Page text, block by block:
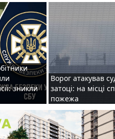
зникли
Ворог атакував
затоці: на місці
пожежа